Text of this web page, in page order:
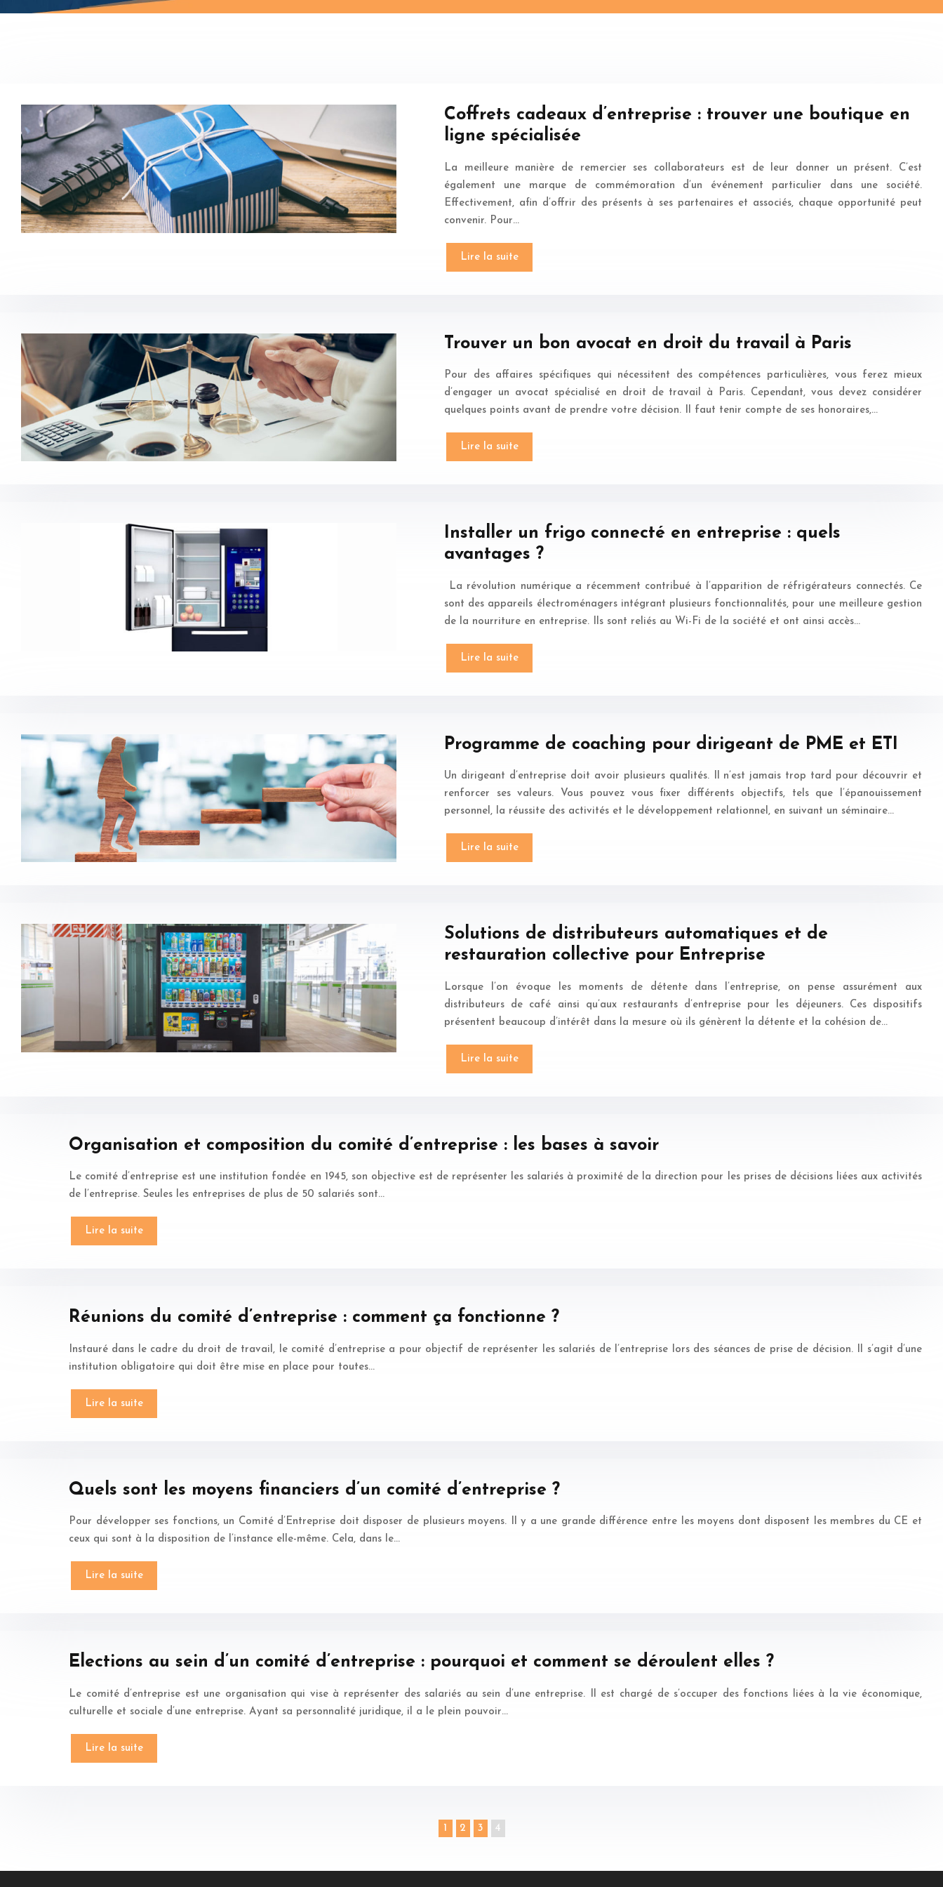
Coffrets cadeaux d’entreprise : trouver une boutique en
ligne spécialisée
La meilleure manière de remercier ses collaborateurs est de leur donner un présent. C’est
également une marque de commémoration d’un événement particulier dans une société.
Effectivement, afin d’offrir des présents à ses partenaires et associés, chaque opportunité peut
convenir. Pour…
Lire la suite
Trouver un bon avocat en droit du travail à Paris
Pour des affaires spécifiques qui nécessitent des compétences particulières, vous ferez mieux
d’engager un avocat spécialisé en droit de travail à Paris. Cependant, vous devez considérer
quelques points avant de prendre votre décision. Il faut tenir compte de ses honoraires,…
Lire la suite
Installer un frigo connecté en entreprise : quels
avantages ?
La révolution numérique a récemment contribué à l’apparition de réfrigérateurs connectés. Ce
sont des appareils électroménagers intégrant plusieurs fonctionnalités, pour une meilleure gestion
de la nourriture en entreprise. Ils sont reliés au Wi-Fi de la société et ont ainsi accès…
Lire la suite
Programme de coaching pour dirigeant de PME et ETI
Un dirigeant d’entreprise doit avoir plusieurs qualités. Il n’est jamais trop tard pour découvrir et
renforcer ses valeurs. Vous pouvez vous fixer différents objectifs, tels que l’épanouissement
personnel, la réussite des activités et le développement relationnel, en suivant un séminaire…
Lire la suite
Solutions de distributeurs automatiques et de
restauration collective pour Entreprise
Lorsque l’on évoque les moments de détente dans l’entreprise, on pense assurément aux
distributeurs de café ainsi qu’aux restaurants d’entreprise pour les déjeuners. Ces dispositifs
présentent beaucoup d’intérêt dans la mesure où ils génèrent la détente et la cohésion de…
Lire la suite
Organisation et composition du comité d’entreprise : les bases à savoir
Le comité d’entreprise est une institution fondée en 1945, son objective est de représenter les salariés à proximité de la direction pour les prises de décisions liées aux activités
de l’entreprise. Seules les entreprises de plus de 50 salariés sont…
Lire la suite
Réunions du comité d’entreprise : comment ça fonctionne ?
Instauré dans le cadre du droit de travail, le comité d’entreprise a pour objectif de représenter les salariés de l’entreprise lors des séances de prise de décision. Il s’agit d’une
institution obligatoire qui doit être mise en place pour toutes…
Lire la suite
Quels sont les moyens financiers d’un comité d’entreprise ?
Pour développer ses fonctions, un Comité d’Entreprise doit disposer de plusieurs moyens. Il y a une grande différence entre les moyens dont disposent les membres du CE et
ceux qui sont à la disposition de l’instance elle-même. Cela, dans le…
Lire la suite
Elections au sein d’un comité d’entreprise : pourquoi et comment se déroulent elles ?
Le comité d’entreprise est une organisation qui vise à représenter des salariés au sein d’une entreprise. Il est chargé de s’occuper des fonctions liées à la vie économique,
culturelle et sociale d’une entreprise. Ayant sa personnalité juridique, il a le plein pouvoir…
Lire la suite
1 2 3 4